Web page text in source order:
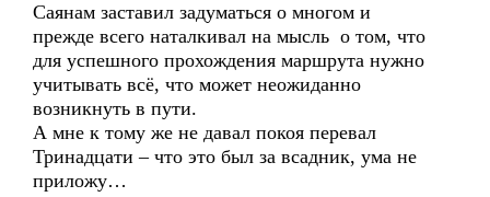
Саянам заставил задуматься о многом и
прежде всего наталкивал на мысль о том, что
для успешного прохождения маршрута нужно
учитывать всё, что может неожиданно
возникнуть в пути.
А мне к тому же не давал покоя перевал
Тринадцати – что это был за всадник, ума не
приложу…